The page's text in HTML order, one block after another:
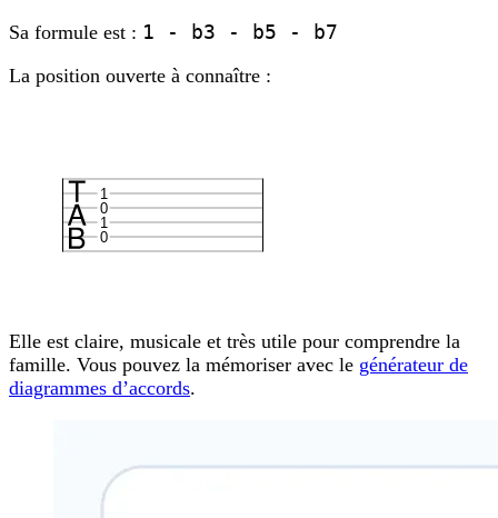
Sa formule est : 1 - b3 - b5 - b7
La position ouverte à connaître :
0
1
0
1
Elle est claire, musicale et très utile pour comprendre la
famille. Vous pouvez la mémoriser avec le générateur de
diagrammes d’accords.